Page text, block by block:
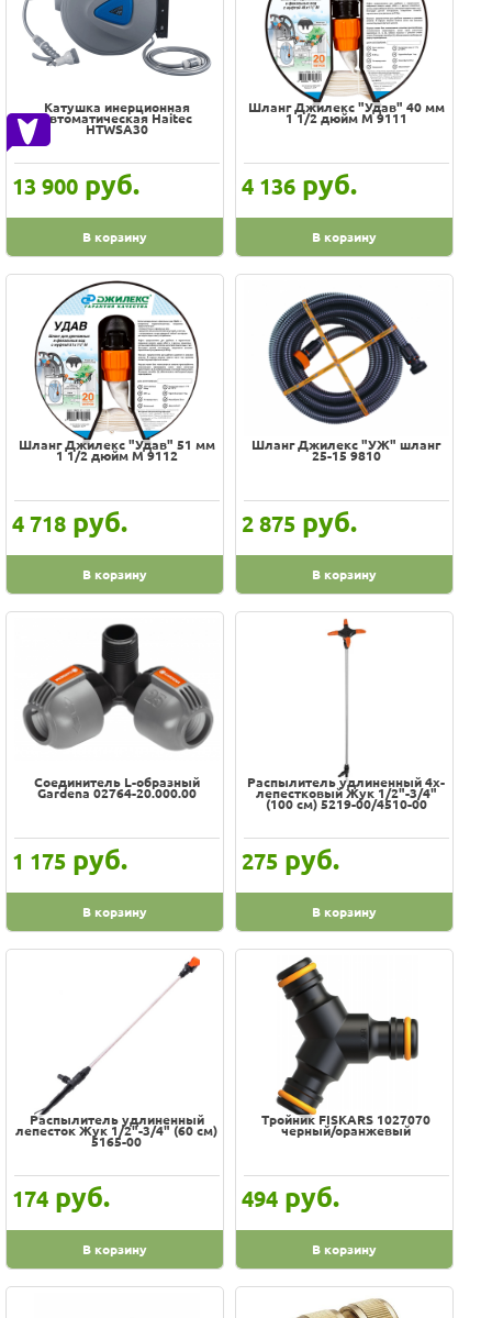
Катушка инерционная
автоматическая Haitec
HTWSA30
13 900 руб.
В корзину
Шланг Джилекс "Удав" 40 мм
1 1/2 дюйм М 9111
4 136 руб.
В корзину
Шланг Джилекс "Удав" 51 мм
1 1/2 дюйм М 9112
4 718 руб.
В корзину
Шланг Джилекс "УЖ" шланг
25-15 9810
2 875 руб.
В корзину
Cоединитель L-образный
Gardena 02764-20.000.00
1 175 руб.
В корзину
Распылитель удлиненный 4х-
лепестковый Жук 1/2"-3/4"
(100 см) 5219-00/4510-00
275 руб.
В корзину
Распылитель удлиненный
лепесток Жук 1/2"-3/4" (60 см)
5165-00
174 руб.
В корзину
Тройник FISKARS 1027070
черный/оранжевый
494 руб.
В корзину